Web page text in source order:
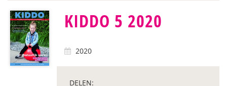
KIDDO 5 2020
2020
DELEN: